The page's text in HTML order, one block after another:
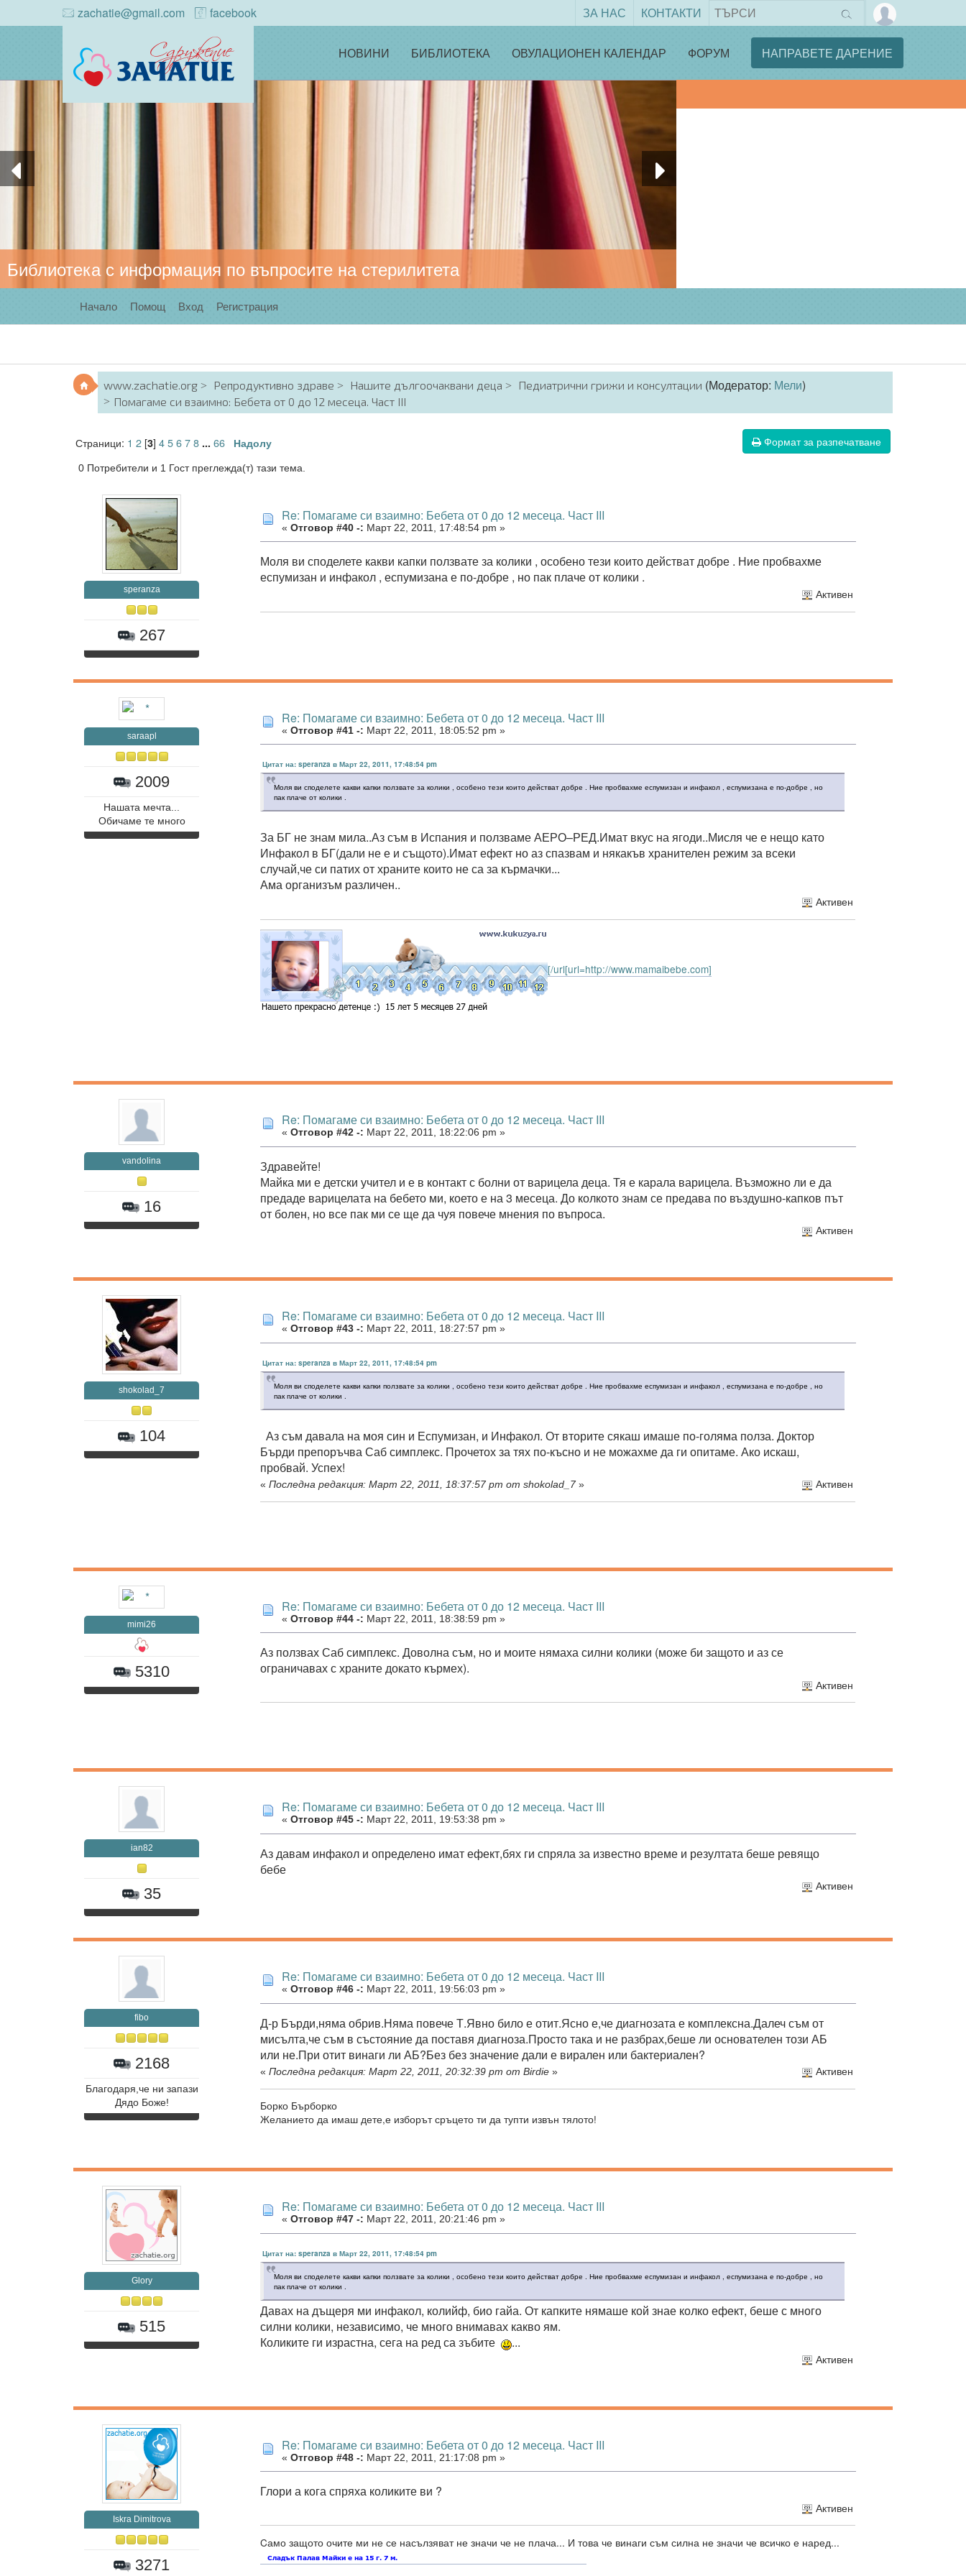
zachatie@gmail.com facebook ЗА НАС КОНТАКТИ
НОВИНИ БИБЛИОТЕКА ОВУЛАЦИОНЕН КАЛЕНДАР ФОРУМ НАПРАВЕТЕ ДАРЕНИЕ
Библиотека с информация по въпросите на стерилитета
Начало Помощ Вход Регистрация
www.zachatie.org Репродуктивно здраве Нашите дългоочаквани деца Педиатрични грижи и консултации (Модератор: Мели)
Помагаме си взаимно: Бебета от 0 до 12 месеца. Част III
Формат за разпечатване
Страници: 1 2[3] 45678 ... 66 Надолу
0 Потребители и 1 Гост преглежда(т) тази тема.
speranza
267
Re: Помагаме си взаимно: Бебета от 0 до 12 месеца. Част III
« Отговор #40 -: Март 22, 2011, 17:48:54 pm »
Моля ви споделете какви капки ползвате за колики , особено тези които действат добре . Ние пробвахме
еспумизан и инфакол , еспумизана е по-добре , но пак плаче от колики .
Активен
saraapl
2009
Нашата мечта...
Обичаме те много
Re: Помагаме си взаимно: Бебета от 0 до 12 месеца. Част III
« Отговор #41 -: Март 22, 2011, 18:05:52 pm »
Цитат на: speranza в Март 22, 2011, 17:48:54 pm
Моля ви споделете какви капки ползвате за колики , особено тези които действат добре . Ние пробвахме еспумизан и инфакол , еспумизана е по-добре , но
пак плаче от колики .
За БГ не знам мила..Аз съм в Испания и ползваме АЕРО–РЕД.Имат вкус на ягоди..Мисля че е нещо като
Инфакол в БГ(дали не е и същото).Имат ефект но аз спазвам и някакъв хранителен режим за всеки
случай,че си патих от храните които не са за кърмачки...
Ама организъм различен..
Активен
[/url[url=http://www.mamaibebe.com]
vandolina
16
Re: Помагаме си взаимно: Бебета от 0 до 12 месеца. Част III
« Отговор #42 -: Март 22, 2011, 18:22:06 pm »
Здравейте!
Майка ми е детски учител и е в контакт с болни от варицела деца. Тя е карала варицела. Възможно ли е да
предаде варицелата на бебето ми, което е на 3 месеца. До колкото знам се предава по въздушно-капков път
от болен, но все пак ми се ще да чуя повече мнения по въпроса.
Активен
shokolad_7
104
Re: Помагаме си взаимно: Бебета от 0 до 12 месеца. Част III
« Отговор #43 -: Март 22, 2011, 18:27:57 pm »
Цитат на: speranza в Март 22, 2011, 17:48:54 pm
Моля ви споделете какви капки ползвате за колики , особено тези които действат добре . Ние пробвахме еспумизан и инфакол , еспумизана е по-добре , но
пак плаче от колики .
Аз съм давала на моя син и Еспумизан, и Инфакол. От вторите сякаш имаше по-голяма полза. Доктор
Бърди препоръчва Саб симплекс. Прочетох за тях по-късно и не можахме да ги опитаме. Ако искаш,
пробвай. Успех!
« Последна редакция: Март 22, 2011, 18:37:57 pm от shokolad_7» Активен
mimi26
5310
Re: Помагаме си взаимно: Бебета от 0 до 12 месеца. Част III
« Отговор #44 -: Март 22, 2011, 18:38:59 pm »
Аз ползвах Саб симплекс. Доволна съм, но и моите нямаха силни колики (може би защото и аз се
ограничавах с храните докато кърмех).
Активен
ian82
35
Re: Помагаме си взаимно: Бебета от 0 до 12 месеца. Част III
« Отговор #45 -: Март 22, 2011, 19:53:38 pm »
Аз давам инфакол и определено имат ефект,бях ги спряла за известно време и резултата беше ревящо
бебе
Активен
fibo
2168
Благодаря,че ни запази
Дядо Боже!
Re: Помагаме си взаимно: Бебета от 0 до 12 месеца. Част III
« Отговор #46 -: Март 22, 2011, 19:56:03 pm »
Д-р Бърди,няма обрив.Няма повече Т.Явно било е отит.Ясно е,че диагнозата е комплексна.Далеч съм от
мисълта,че съм в състояние да поставя диагноза.Просто така и не разбрах,беше ли основателен този АБ
или не.При отит винаги ли АБ?Без без значение дали е вирален или бактериален?
« Последна редакция: Март 22, 2011, 20:32:39 pm от Birdie » Активен
Борко Бърборко
Желанието да имаш дете,е изборът сръцето ти да тупти извън тялото!
Glory
515
Re: Помагаме си взаимно: Бебета от 0 до 12 месеца. Част III
« Отговор #47 -: Март 22, 2011, 20:21:46 pm »
Цитат на: speranza в Март 22, 2011, 17:48:54 pm
Моля ви споделете какви капки ползвате за колики , особено тези които действат добре . Ние пробвахме еспумизан и инфакол , еспумизана е по-добре , но
пак плаче от колики .
Давах на дъщеря ми инфакол, колийф, био гайа. От капките нямаше кой знае колко ефект, беше с много
силни колики, независимо, че много внимавах какво ям.
Коликите ги израстна, сега на ред са зъбите
...
Активен
Iskra Dimitrova
3271
Re: Помагаме си взаимно: Бебета от 0 до 12 месеца. Част III
« Отговор #48 -: Март 22, 2011, 21:17:08 pm »
Глори а кога спряха коликите ви ?
Активен
Cамо защото очите ми не се насълзяват не значи че не плача... И това че винаги съм силна не значи че всичко е наред...